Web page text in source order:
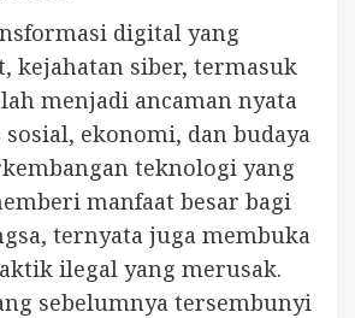
digital yang
kejahatan siber, termasuk
menjadi ancaman nyata
ekonomi, dan budaya
teknologi yang
manfaat besar bagi
ternyata juga membuka
ilegal yang merusak.
sebelumnya tersembunyi